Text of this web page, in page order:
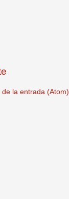
la entrada (Atom)